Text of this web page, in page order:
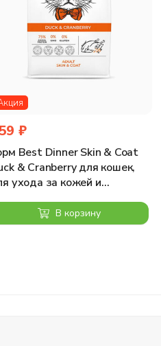
₽
Best Dinner Skin & Coat
& Cranberry для кошек,
ухода за кожей и
г
В корзину